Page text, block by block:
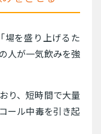
場を盛り上げるた
人が一気飲みを強
り、短時間で大量
ール中毒を引き起